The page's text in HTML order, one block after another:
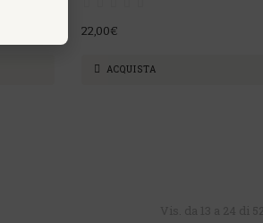
22,00€
ACQUISTA